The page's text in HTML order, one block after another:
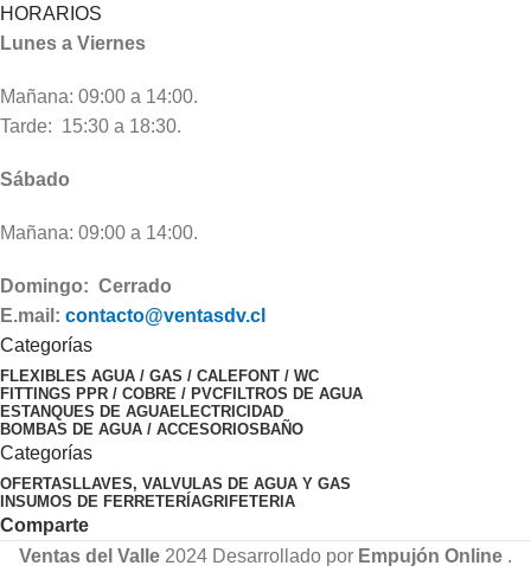
HORARIOS
Lunes a Viernes
Mañana: 09:00 a 14:00.
Tarde: 15:30 a 18:30.
Sábado
Mañana: 09:00 a 14:00.
Domingo: Cerrado
E.mail: contacto@ventasdv.cl
Categorías
FLEXIBLES AGUA / GAS / CALEFONT / WC
FITTINGS PPR / COBRE / PVCFILTROS DE AGUA
ESTANQUES DE AGUAELECTRICIDAD
BOMBAS DE AGUA / ACCESORIOSBAÑO
Categorías
OFERTASLLAVES, VALVULAS DE AGUA Y GAS
INSUMOS DE FERRETERÍAGRIFETERIA
Comparte
Ventas del Valle 2024 Desarrollado por Empujón Online .